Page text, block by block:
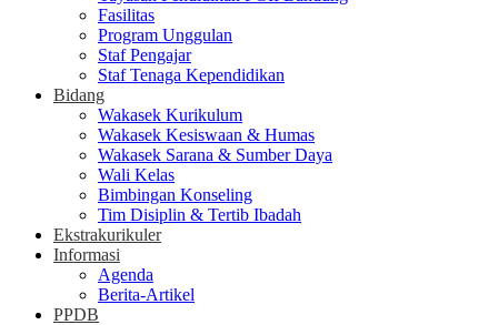
Fasilitas
Program Unggulan
Staf Pengajar
Staf Tenaga Kependidikan
Bidang
Wakasek Kurikulum
Wakasek Kesiswaan & Humas
Wakasek Sarana & Sumber Daya
Wali Kelas
Bimbingan Konseling
Tim Disiplin & Tertib Ibadah
Ekstrakurikuler
Informasi
Agenda
Berita-Artikel
PPDB